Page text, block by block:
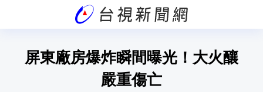
屏東廠房爆炸瞬間曝光！大火釀
嚴重傷亡